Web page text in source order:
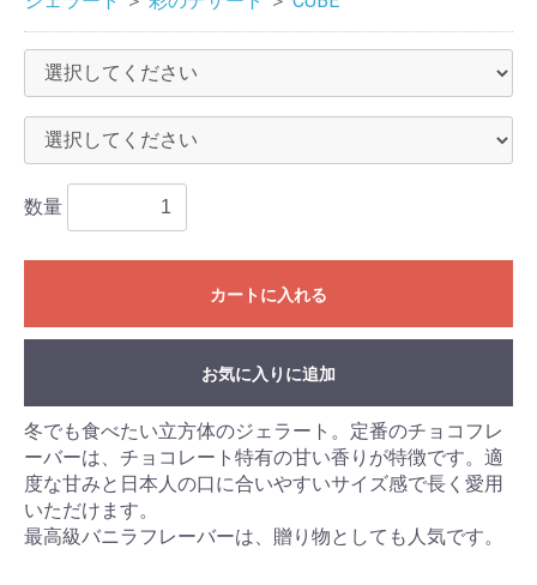
数量
カートに入れる
お気に入りに追加
冬でも食べたい立方体のジェラート。定番のチョコフレ
ーバーは、チョコレート特有の甘い香りが特徴です。適
度な甘みと日本人の口に合いやすいサイズ感で長く愛用
いただけます。
最高級バニラフレーバーは、贈り物としても人気です。